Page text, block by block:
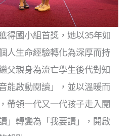
得國小組首獎，她以35年如
人生命經驗轉化為深厚而持
父親身為流亡學生後代對知
能啟動閱讀」，並以溫暖而
帶領一代又一代孩子走入閱
」轉變為「我要讀」，開啟